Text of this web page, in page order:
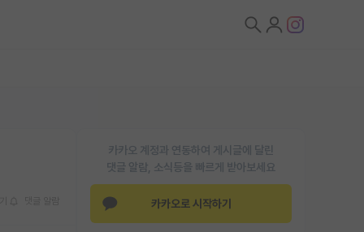
카카오 계정과 연동하여 게시글에 달린
댓글 알람, 소식등을 빠르게 받아보세요
카카오로 시작하기